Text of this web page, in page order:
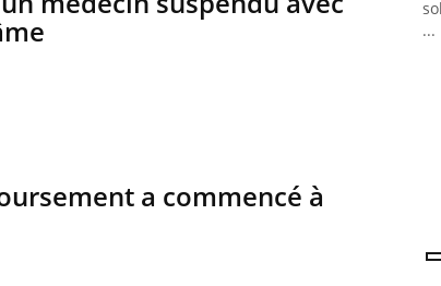
a commencé à
la rend patients comme parfois chez les soignants.
...